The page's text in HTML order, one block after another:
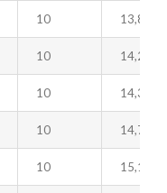
10 13,88
10 14,26
10 14,33
10 14,72
10 15,11